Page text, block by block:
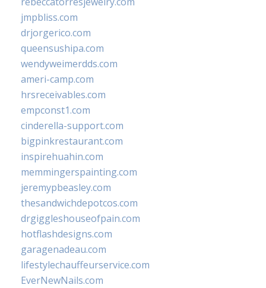
jmpbliss.com
drjorgerico.com
queensushipa.com
wendyweimerdds.com
ameri-camp.com
hrsreceivables.com
empconst1.com
cinderella-support.com
bigpinkrestaurant.com
inspirehuahin.com
memmingerspainting.com
jeremypbeasley.com
thesandwichdepotcos.com
drgiggleshouseofpain.com
hotflashdesigns.com
garagenadeau.com
lifestylechauffeurservice.com
EverNewNails.com